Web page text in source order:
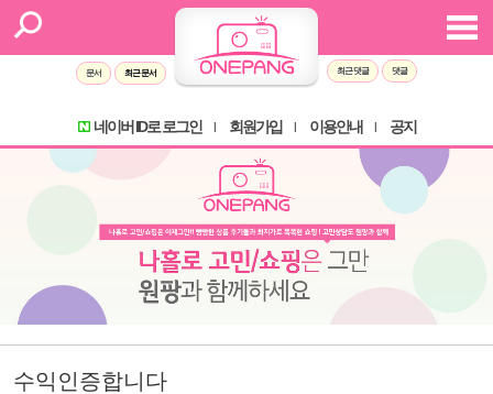
문서 최근 문서 최근 댓글 댓글
네이버 ID로 로그인 회원가입 이용안내 공지
수익인증합니다